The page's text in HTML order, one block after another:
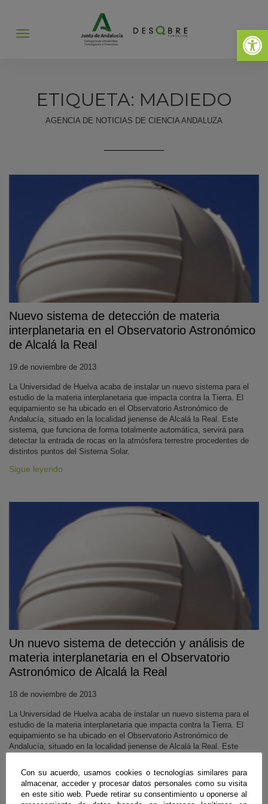
Abrir
Abrir
ETIQUETA: MADIEDO
AGENCIA DE NOTICIAS DE CIENCIA ANDALUZA
Nuevo sistema de detección de materia
interplanetaria en el Observatorio Astronómico
de Alcalá la Real
19 de noviembre de 2013
La Universidad de Huelva acaba de instalar un nuevo sistema para el
estudio de la materia interplanetaria que impacta contra la Tierra. El
equipamiento se ha ubicado en el Observatorio Astronómico de
Andalucía, situado en la localidad jienense de Alcalá la Real. Este
sistema, que funciona de forma totalmente automática, servirá para
detectar la entrada de rocas en la atmósfera terrestre procedentes de
distintos puntos del Sistema Solar.
Sigue leyendo
Un nuevo sistema de detección y análisis de
materia interplanetaria en el Observatorio
Astronómico de Alcalá la Real
18 de noviembre de 2013
La Universidad de Huelva acaba de instalar un nuevo sistema para el
estudio de la materia interplanetaria que impacta contra la Tierra. El
equipamiento se ha ubicado en el Observatorio Astronómico de
Andalucía, situado en la localidad jienense de Alcalá la Real. Este
detectar la entrada de rocas en la atmósfera terrestre procedentes de
distintos puntos del Sistema Solar.
Sigue leyendo
Con su acuerdo, usamos cookies o tecnologías similares para
almacenar, acceder y procesar datos personales como su visita
en este sitio web. Puede retirar su consentimiento u oponerse al